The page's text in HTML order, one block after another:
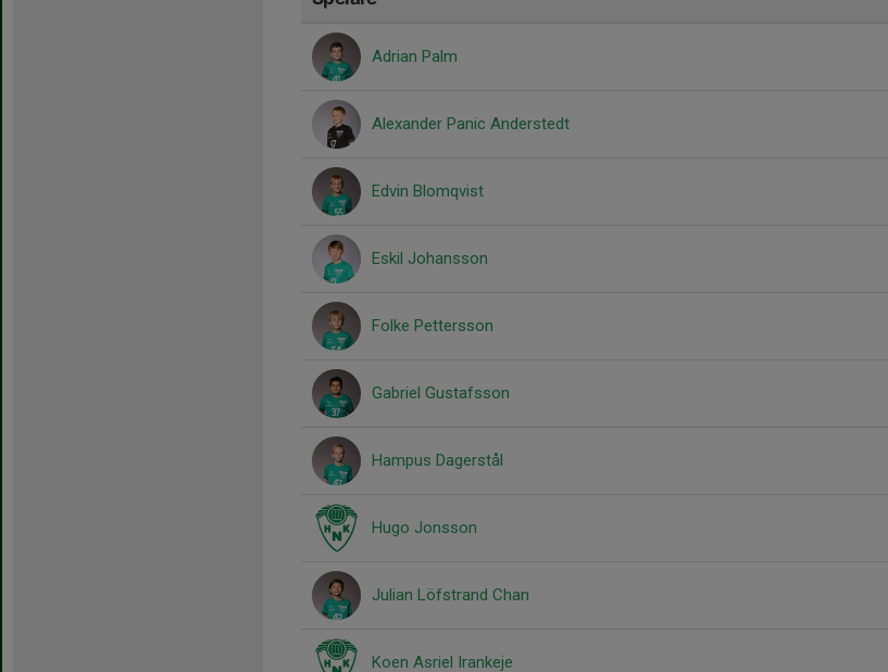
Adrian Palm
Alexander Panic Anderstedt
Edvin Blomqvist
Eskil Johansson
Folke Pettersson
Gabriel Gustafsson
Hampus Dagerstål
Hugo Jonsson
Julian Löfstrand Chan
Koen Asriel Irankeje